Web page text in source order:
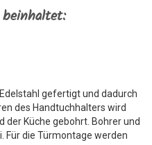
gefertigt und dadurch
des Handtuchhalters wird
der Küche gebohrt. Bohrer und
Für die Türmontage werden